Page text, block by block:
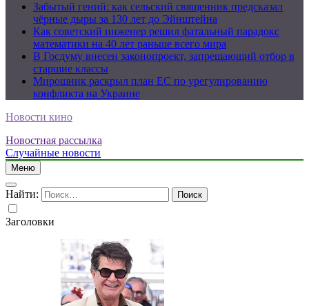
Забытый гений: как сельский священник предсказал
чёрные дыры за 130 лет до Эйнштейна
Как советский инженер решил фатальный парадокс
математики на 40 лет раньше всего мира
В Госдуму внесен законопроект, запрещающий отбор в
старшие классы
Мирошник раскрыл план ЕС по урегулированию
конфликта на Украине
Новости кино
Новостная рассылка
Случайные новости
Меню
Найти:
Заголовки